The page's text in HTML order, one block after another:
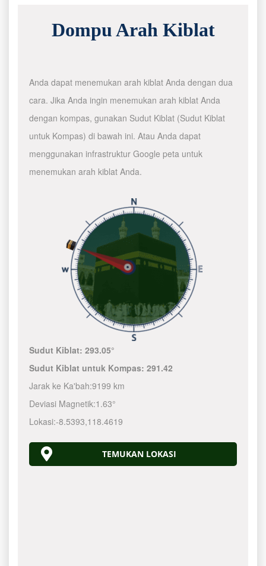
Dompu Arah Kiblat
Anda dapat menemukan arah kiblat Anda dengan dua
cara. Jika Anda ingin menemukan arah kiblat Anda
dengan kompas, gunakan Sudut Kiblat (Sudut Kiblat
untuk Kompas) di bawah ini. Atau Anda dapat
menggunakan infrastruktur Google peta untuk
menemukan arah kiblat Anda.
Sudut Kiblat:293.05°
Sudut Kiblat untuk Kompas:291.42
Jarak ke Ka'bah:9199 km
Deviasi Magnetik:1.63°
Lokasi:-8.5393,118.4620
TEMUKAN LOKASI